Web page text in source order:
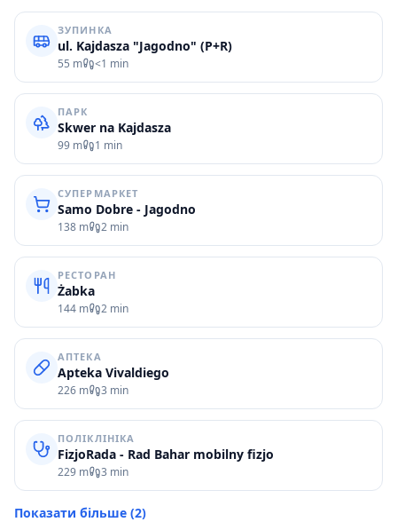
ЗУПИНКА
ul. Kajdasza "Jagodno" (P+R)
55 m <1 min
ПАРК
Skwer na Kajdasza
99 m 1 min
СУПЕРМАРКЕТ
Samo Dobre - Jagodno
138 m 2 min
РЕСТОРАН
Żabka
144 m 2 min
АПТЕКА
Apteka Vivaldiego
226 m 3 min
ПОЛІКЛІНІКА
FizjoRada - Rad Bahar mobilny fizjo
229 m 3 min
Показати більше (2)